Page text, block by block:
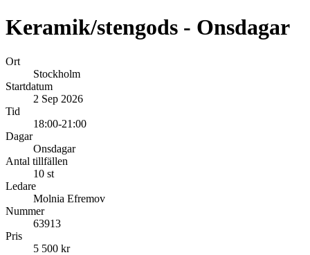
Keramik/stengods - Onsdagar
Ort
Stockholm
Startdatum
2 Sep 2026
Tid
18:00-21:00
Dagar
Onsdagar
Antal tillfällen
10 st
Ledare
Molnia Efremov
Nummer
63913
Pris
5 500 kr